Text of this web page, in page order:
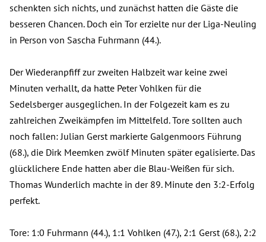
schenkten sich nichts, und zunächst hatten die Gäste die
besseren Chancen. Doch ein Tor erzielte nur der Liga-Neuling
in Person von Sascha Fuhrmann (44.).
Der Wiederanpfiff zur zweiten Halbzeit war keine zwei
Minuten verhallt, da hatte Peter Vohlken für die
Sedelsberger ausgeglichen. In der Folgezeit kam es zu
zahlreichen Zweikämpfen im Mittelfeld. Tore sollten auch
noch fallen: Julian Gerst markierte Galgenmoors Führung
(68.), die Dirk Meemken zwölf Minuten später egalisierte. Das
glücklichere Ende hatten aber die Blau-Weißen für sich.
Thomas Wunderlich machte in der 89. Minute den 3:2-Erfolg
perfekt.
Tore: 1:0 Fuhrmann (44.), 1:1 Vohlken (47.), 2:1 Gerst (68.), 2:2